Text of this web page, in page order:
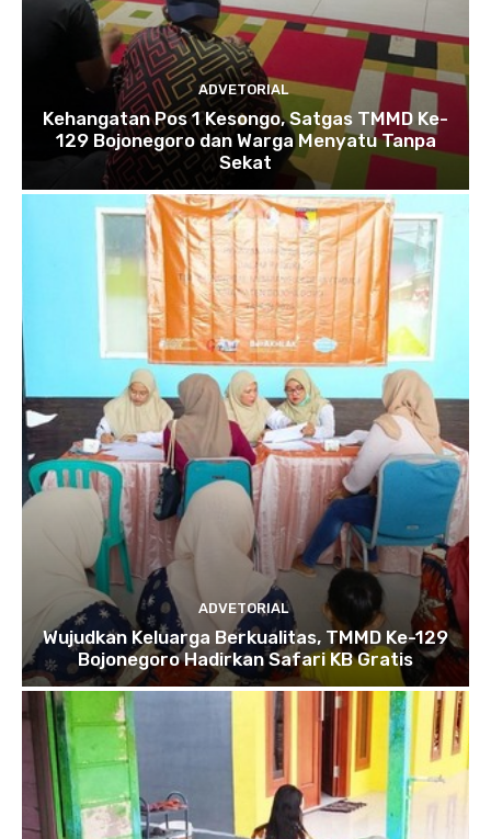
ADVETORIAL
Kehangatan Pos 1 Kesongo, Satgas TMMD Ke-
129 Bojonegoro dan Warga Menyatu Tanpa
Sekat
ADVETORIAL
Wujudkan Keluarga Berkualitas, TMMD Ke-129
Bojonegoro Hadirkan Safari KB Gratis